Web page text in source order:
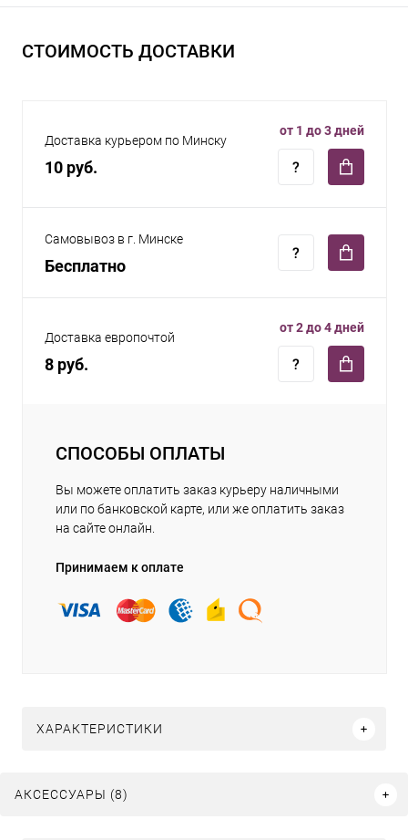
СТОИМОСТЬ ДОСТАВКИ
Доставка курьером по Минску
10 руб.
от 1 до 3 дней
Самовывоз в г. Минске
Бесплатно
Доставка европочтой
8 руб.
от 2 до 4 дней
СПОСОБЫ ОПЛАТЫ
Вы можете оплатить заказ курьеру наличными
или по банковской карте, или же оплатить заказ
на сайте онлайн.
Принимаем к оплате
ХАРАКТЕРИСТИКИ
АКСЕССУАРЫ (8)